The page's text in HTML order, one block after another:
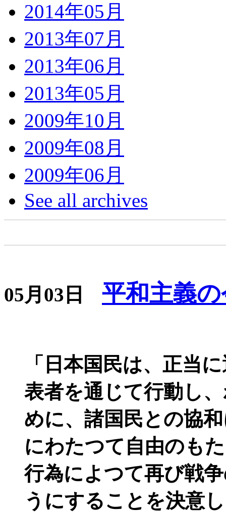
2014年05月
2013年07月
2013年06月
2013年05月
2009年10月
2009年08月
2009年06月
See all archives
05月03日 平和主義
「日本国民は、正当
表者を通じて行動し
めに、諸国民との協
にわたつて自由のも
行為によつて再び戦
うにすることを決意